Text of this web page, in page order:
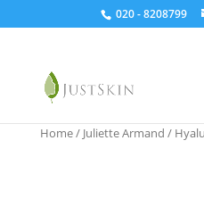
020 - 8208799
Home/ Juliette Armand /